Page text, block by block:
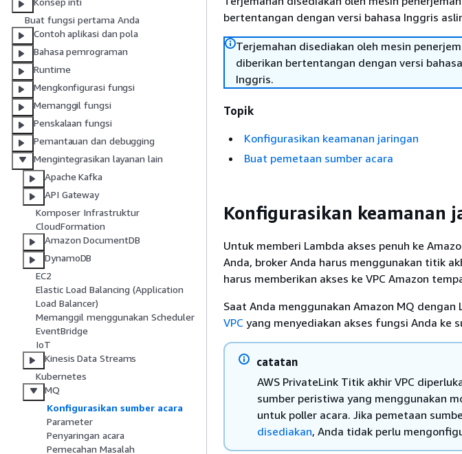
Buat fungsi pertama Anda
Contoh aplikasi dan pola
Bahasa pemrograman
Runtime
Mengkonfigurasi fungsi
Memanggil fungsi
Penskalaan fungsi
Pemantauan dan debugging
Mengintegrasikan layanan lain
Apache Kafka
API Gateway
Komposer Infrastruktur
CloudFormation
Amazon DocumentDB
DynamoDB
EC2
Elastic Load Balancing (Application
Load Balancer)
Memanggil menggunakan Scheduler
EventBridge
IoT
Kinesis Data Streams
Kubernetes
MQ
Konfigurasikan sumber acara
Parameter
Penyaringan acara
Pemecahan Masalah
bertentangan dengan versi bahasa Inggris
Terjemahan disediakan oleh mesin
diberikan bertentangan dengan versi
Inggris.
Topik
Konfigurasikan keamanan jaringan
Buat pemetaan sumber acara
Konfigurasikan keamanan
Untuk memberi Lambda akses penuh ke
Anda, broker Anda harus menggunakan titik
harus memberikan akses ke VPC Amazon
Saat Anda menggunakan Amazon MQ dengan
VPC yang menyediakan akses fungsi Anda ke
catatan
AWS PrivateLink Titik akhir VPC
sumber peristiwa yang menggunakan
untuk poller acara. Jika pemetaan
disediakan, Anda tidak perlu